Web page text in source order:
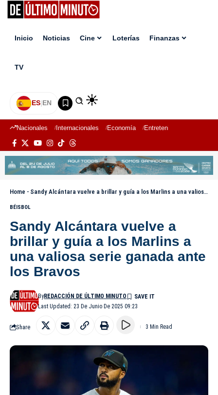
Inicio Noticias Cine Loterías Finanzas
TV
ES|EN
Nacionales Internacionales Economía Entretenimiento
Home - Sandy Alcántara vuelve a brillar y guía a los Marlins a una valiosa serie ganada ante los Bravos
BÉISBOL
Sandy Alcántara vuelve a
brillar y guía a los Marlins a
una valiosa serie ganada ante
los Bravos
Last Updated: 23 De Junio De 2025 09:23
ByREDACCIÓN DE ÚLTIMO MINUTO
Share 3 Min Read